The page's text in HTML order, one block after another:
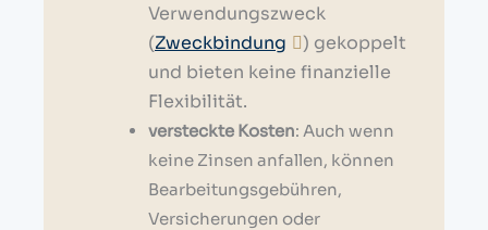
Verwendungszweck
(Zweckbindung
) gekoppelt
und bieten keine finanzielle
Flexibilität.
versteckte Kosten: Auch wenn
keine Zinsen anfallen, können
Bearbeitungsgebühren,
Versicherungen oder